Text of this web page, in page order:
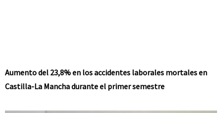
Aumento del 23,8% en los accidentes laborales mortales en
Castilla-La Mancha durante el primer semestre